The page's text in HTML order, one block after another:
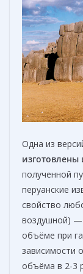
Одна из
изготовлены
полученной
перуанские
свойство
воздушной) —
объёме при
зависимости
объёма в 2-3